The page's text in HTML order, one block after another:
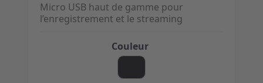
Couleur
Micro USB haut de gamme pour
l’enregistrement et le streaming